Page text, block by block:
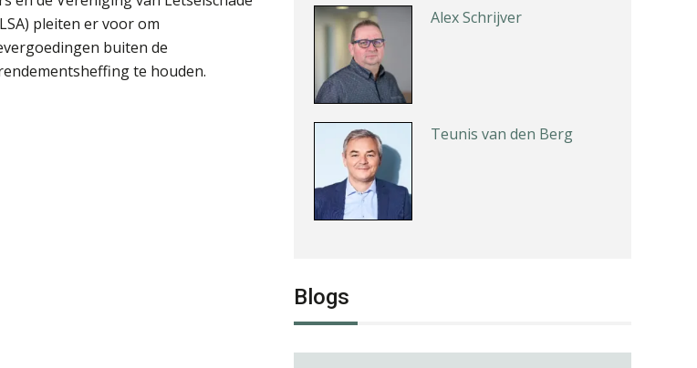
pleiten er voor om
buiten de
te houden.
Alex Schrijver
Teunis van den Berg
Blogs